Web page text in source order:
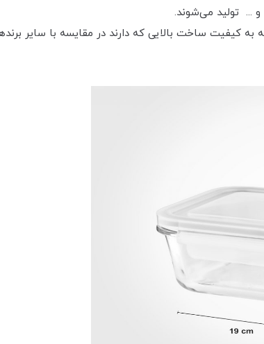
و ... تولید می‌شوند.
کیفیت ساخت بالایی که دارند در مقایسه با سایر